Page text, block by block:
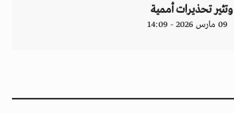
وتثير تحذيرات أممية
09 مارس 2026 - 14:09